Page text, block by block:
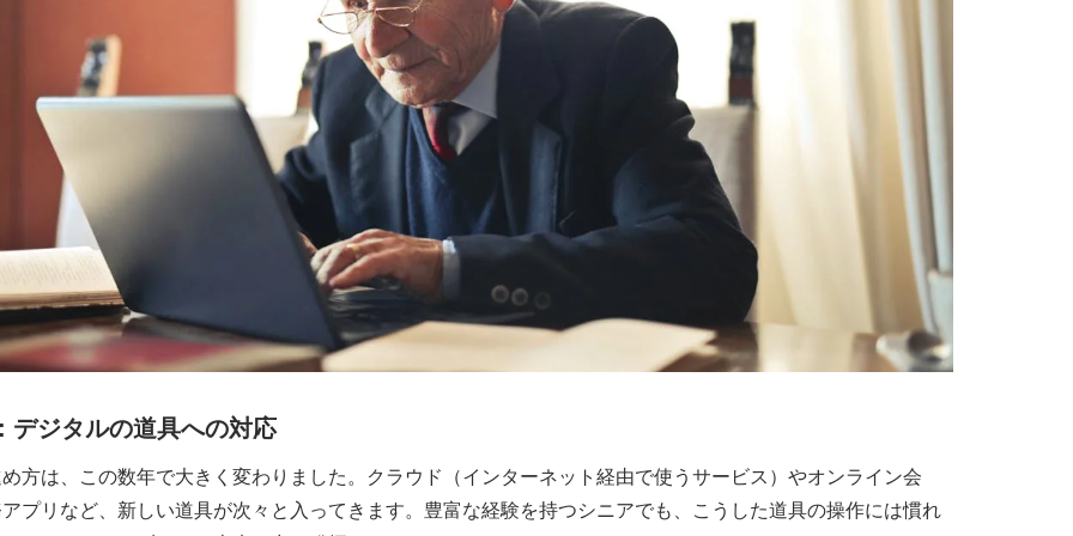
ジタルの道具への対応
方は、この数年で大きく変わりました。クラウド（インターネット経由で使うサービス）やオンライン会
プリなど、新しい道具が次々と入ってきます。豊富な経験を持つシニアでも、こうした道具の操作には慣れ